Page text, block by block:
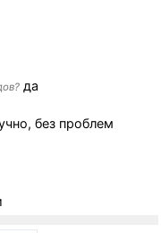
да
без проблем